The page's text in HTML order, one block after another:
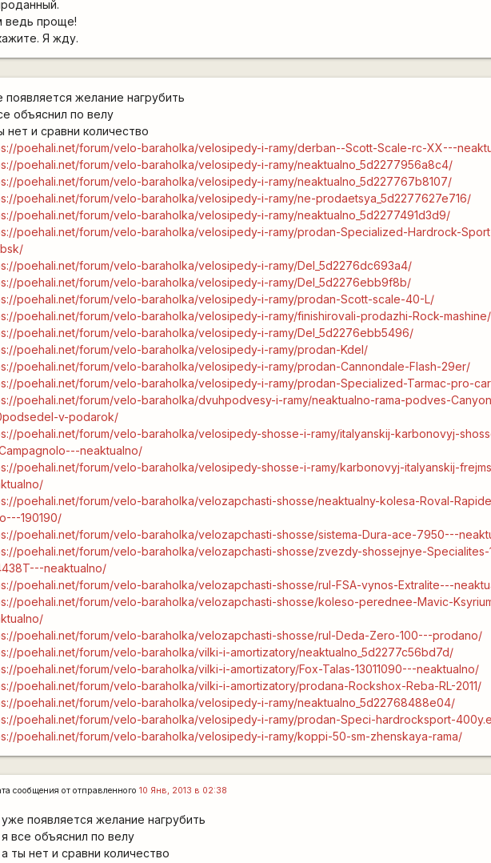
ведь проще!
Я жду.
появляется желание нагрубить
объяснил по велу
нет и сравни количество
poehali.net/forum/velo-baraholka/velosipedy-i-ramy/derban--Scott-Scale-rc-XX---
poehali.net/forum/velo-baraholka/velosipedy-i-ramy/neaktualno_5d2277956a8c4/
poehali.net/forum/velo-baraholka/velosipedy-i-ramy/neaktualno_5d227767b8107/
poehali.net/forum/velo-baraholka/velosipedy-i-ramy/ne-prodaetsya_5d2277627e716/
poehali.net/forum/velo-baraholka/velosipedy-i-ramy/neaktualno_5d2277491d3d9/
poehali.net/forum/velo-baraholka/velosipedy-i-ramy/prodan-Specialized-Hardrock-
poehali.net/forum/velo-baraholka/velosipedy-i-ramy/Del_5d2276dc693a4/
poehali.net/forum/velo-baraholka/velosipedy-i-ramy/Del_5d2276ebb9f8b/
poehali.net/forum/velo-baraholka/velosipedy-i-ramy/prodan-Scott-scale-40-L/
poehali.net/forum/velo-baraholka/velosipedy-i-ramy/finishirovali-prodazhi-Rock-mashine/
poehali.net/forum/velo-baraholka/velosipedy-i-ramy/Del_5d2276ebb5496/
poehali.net/forum/velo-baraholka/velosipedy-i-ramy/prodan-Kdel/
poehali.net/forum/velo-baraholka/velosipedy-i-ramy/prodan-Cannondale-Flash-29er/
poehali.net/forum/velo-baraholka/velosipedy-i-ramy/prodan-Specialized-Tarmac-pro-
poehali.net/forum/velo-baraholka/dvuhpodvesy-i-ramy/neaktualno-rama-podves-
v-podarok/
poehali.net/forum/velo-baraholka/velosipedy-shosse-i-ramy/italyanskij-karbonovyj-
neaktualno/
poehali.net/forum/velo-baraholka/velosipedy-shosse-i-ramy/karbonovyj-italyanskij-
poehali.net/forum/velo-baraholka/velozapchasti-shosse/neaktualny-kolesa-Roval-
190190/
poehali.net/forum/velo-baraholka/velozapchasti-shosse/sistema-Dura-ace-7950---
poehali.net/forum/velo-baraholka/velozapchasti-shosse/zvezdy-shossejnye-Specialites-
neaktualno/
poehali.net/forum/velo-baraholka/velozapchasti-shosse/rul-FSA-vynos-Extralite---
poehali.net/forum/velo-baraholka/velozapchasti-shosse/koleso-perednee-Mavic-
poehali.net/forum/velo-baraholka/velozapchasti-shosse/rul-Deda-Zero-100---prodano/
poehali.net/forum/velo-baraholka/vilki-i-amortizatory/neaktualno_5d2277c56bd7d/
poehali.net/forum/velo-baraholka/vilki-i-amortizatory/Fox-Talas-13011090---neaktualno/
poehali.net/forum/velo-baraholka/vilki-i-amortizatory/prodana-Rockshox-Reba-RL-2011/
poehali.net/forum/velo-baraholka/velosipedy-i-ramy/neaktualno_5d22768488e04/
poehali.net/forum/velo-baraholka/velosipedy-i-ramy/prodan-Speci-hardrocksport-
poehali.net/forum/velo-baraholka/velosipedy-i-ramy/koppi-50-sm-zhenskaya-rama/
сообщения ототправленного10 Янв, 2013 в 02:38
уже появляется желание нагрубить
я все объяснил по велу
а ты нет и сравни количество